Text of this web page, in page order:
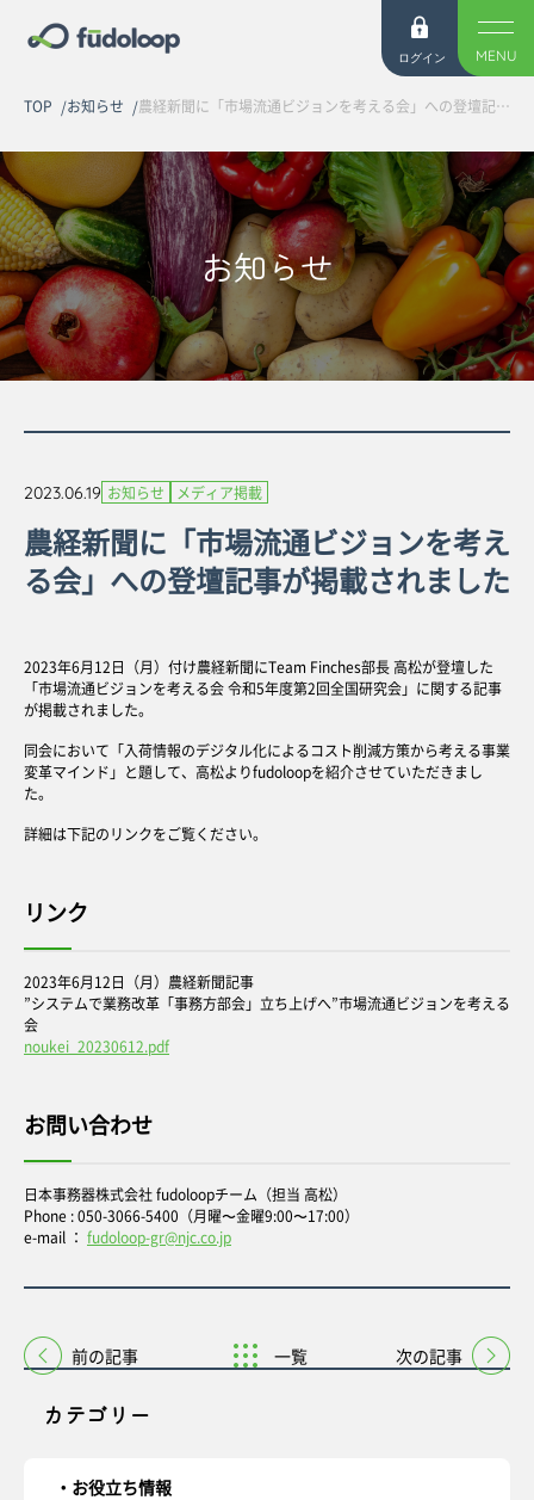
ログイン MENU
TOP お知らせ 農経新聞に「市場流通ビジョンを考える会」への登壇記事が掲載されました
お知らせ
カテゴリー
お役立ち情報
2023.06.19 お知らせ メディア掲載
農経新聞に「市場流通ビジョンを考え
る会」への登壇記事が掲載されました
2023年6月12日（月）付け農経新聞にTeam Finches部長 高松が登壇した
「市場流通ビジョンを考える会 令和5年度第2回全国研究会」に関する記事
が掲載されました。
同会において「入荷情報のデジタル化によるコスト削減方策から考える事業
変革マインド」と題して、高松よりfudoloopを紹介させていただきまし
た。
詳細は下記のリンクをご覧ください。
リンク
2023年6月12日（月）農経新聞記事
”システムで業務改革「事務方部会」立ち上げへ”市場流通ビジョンを考える
会
noukei_20230612.pdf
お問い合わせ
日本事務器株式会社 fudoloopチーム（担当 高松）
Phone : 050-3066-5400（月曜〜金曜9:00〜17:00）
e-mail ： fudoloop-gr@njc.co.jp
前の記事 一覧 次の記事